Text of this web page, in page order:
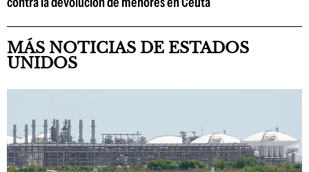
MÁS NOTICIAS DE ESTADOS
UNIDOS